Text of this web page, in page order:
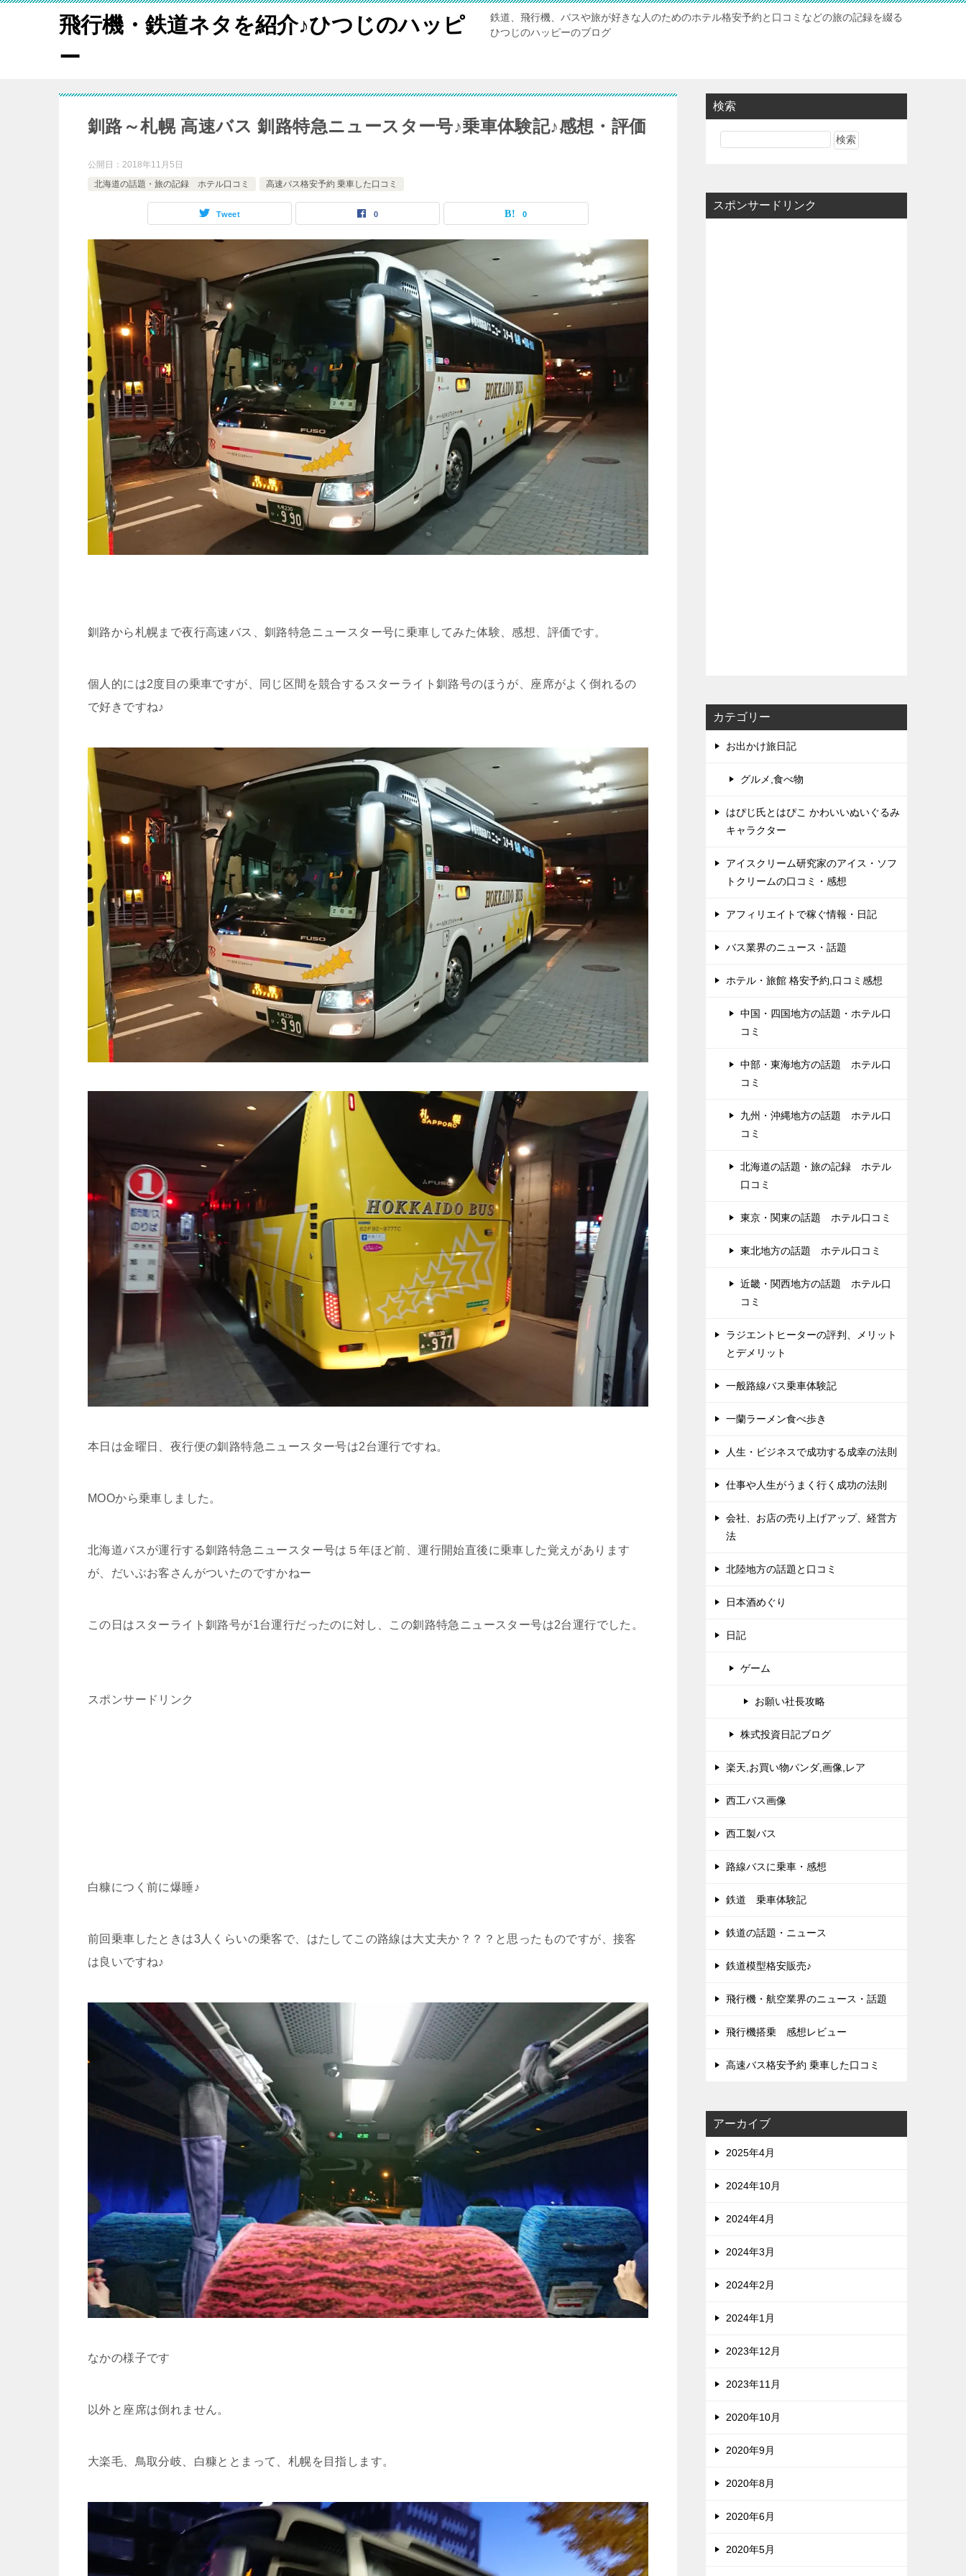
飛行機・鉄道ネタを紹介♪ひつじのハッピ
ー
鉄道、飛行機、バスや旅が好きな人のためのホテル格安予約と口コミなどの旅の記録を綴る
ひつじのハッピーのブログ
釧路～札幌 高速バス 釧路特急ニュースター号♪乗車体験記♪感想・評価
公開日： 2018年11月5日
北海道の話題・旅の記録 ホテル口コミ
高速バス格安予約 乗車した口コミ
Tweet 0 0
釧路から札幌まで夜行高速バス、釧路特急ニュースター号に乗車してみた体験、感想、評価です。
個人的には2度目の乗車ですが、同じ区間を競合するスターライト釧路号のほうが、座席がよく倒れるの
で好きですね♪
本日は金曜日、夜行便の釧路特急ニュースター号は2台運行ですね。
MOOから乗車しました。
北海道バスが運行する釧路特急ニュースター号は５年ほど前、運行開始直後に乗車した覚えがあります
が、だいぶお客さんがついたのですかねー
この日はスターライト釧路号が1台運行だったのに対し、この釧路特急ニュースター号は2台運行でした。
スポンサードリンク
白糠につく前に爆睡♪
前回乗車したときは3人くらいの乗客で、はたしてこの路線は大丈夫か？？？と思ったものですが、接客
は良いですね♪
なかの様子です
以外と座席は倒れません。
大楽毛、鳥取分岐、白糠ととまって、札幌を目指します。
検索
スポンサードリンク
カテゴリー
お出かけ旅日記
グルメ,食べ物
はぴじ氏とはぴこ かわいいぬいぐるみ
キャラクター
アイスクリーム研究家のアイス・ソフ
トクリームの口コミ・感想
アフィリエイトで稼ぐ情報・日記
バス業界のニュース・話題
ホテル・旅館 格安予約,口コミ感想
中国・四国地方の話題・ホテル口
コミ
中部・東海地方の話題 ホテル口
コミ
九州・沖縄地方の話題 ホテル口
コミ
北海道の話題・旅の記録 ホテル
口コミ
東京・関東の話題 ホテル口コミ
東北地方の話題 ホテル口コミ
近畿・関西地方の話題 ホテル口
コミ
ラジエントヒーターの評判、メリット
とデメリット
一般路線バス乗車体験記
一蘭ラーメン食べ歩き
人生・ビジネスで成功する成幸の法則
仕事や人生がうまく行く成功の法則
会社、お店の売り上げアップ、経営方
法
北陸地方の話題と口コミ
日本酒めぐり
日記
ゲーム
お願い社長攻略
株式投資日記ブログ
楽天,お買い物パンダ,画像,レア
西工バス画像
西工製バス
路線バスに乗車・感想
鉄道 乗車体験記
鉄道の話題・ニュース
鉄道模型格安販売♪
飛行機・航空業界のニュース・話題
飛行機搭乗 感想レビュー
高速バス格安予約 乗車した口コミ
アーカイブ
2025年4月
2024年10月
2024年4月
2024年3月
2024年2月
2024年1月
2023年12月
2023年11月
2020年10月
2020年9月
2020年8月
2020年6月
2020年5月